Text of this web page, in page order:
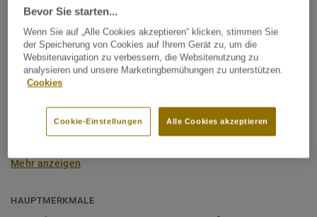
Schmelzdraht für Linoleum -
Unicoloured BLUSH 034
Linoleum-Bahnen verwendet. Tarkett Schmelzdrähte sind
farblich auf unser Bodenbelagssortiment abgestimmt.
besondere Designeffekte schaffen.
Mehr anzeigen
HAUPTMERKMALE
Bevor Sie starten...
Wenn Sie auf „Alle Cookies akzeptieren“ klicken, stimmen Sie
der Speicherung von Cookies auf Ihrem Gerät zu, um die
Websitenavigation zu verbessern, die Websitenutzung zu
analysieren und unsere Marketingbemühungen zu unterstützen.
Cookies
Alle Cookies akzeptieren
Cookie-Einstellungen